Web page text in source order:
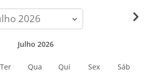
Julho 2026
Ter Qua Qui Sex Sáb